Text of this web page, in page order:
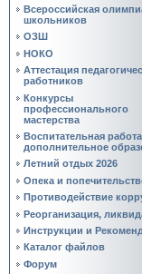
Всероссийская
школьников
ОЗШ
НОКО
Аттестация
работников
Конкурсы
профессионального
мастерства
Воспитательная
дополнительное
Летний отдых 2026
Опека и
Противодействие
Реорганизация,
Инструкции и
Каталог файлов
Форум